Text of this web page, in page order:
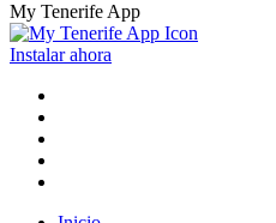
My Tenerife App
Instalar ahora